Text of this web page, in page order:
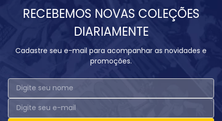
RECEBEMOS NOVAS COLEÇÕES
DIARIAMENTE
Cadastre seu e-mail para acompanhar as novidades e
promoções.